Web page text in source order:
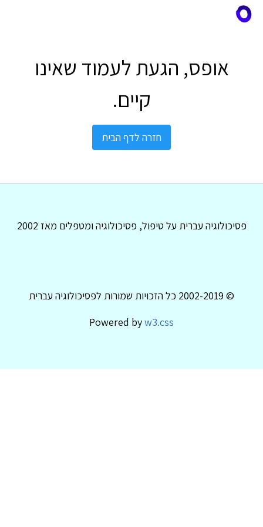
אופס, הגעת לעמוד שאינו
קיים.
חזרה לדף הבית
פסיכולוגיה עברית על טיפול, פסיכולוגיה ומטפלים מאז 2002
© 2002-2019 כל הזכויות שמורות לפסיכולוגיה עברית
Powered byw3.css